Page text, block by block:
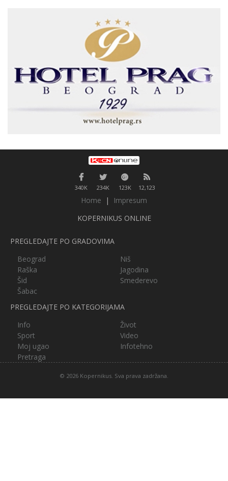
340K 234K 123K 12,123
Home |
Impresum
KOPERNIKUS ONLINE
PREGLEDAJTE PO GRADOVIMA
Beograd
Niš
Raška
Jagodina
Šid
Smederevo
Šabac
PREGLEDAJTE PO KATEGORIJAMA
Info
Život
Sport
Video
Moj ugao
Infotehno
Pretraga
© 2026 Kopernikus. Sva prava zadržana.